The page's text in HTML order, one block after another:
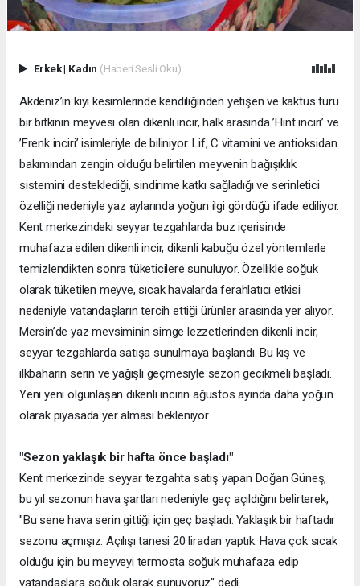
Erkek| Kadın (Haberi Sesli Oku)
Akdeniz’in kıyı kesimlerinde kendiliğinden yetişen ve kaktüs türü
bir bitkinin meyvesi olan dikenli incir, halk arasında ’Hint inciri’ ve
’Frenk inciri’ isimleriyle de biliniyor. Lif, C vitamini ve antioksidan
bakımından zengin olduğu belirtilen meyvenin bağışıklık
sistemini desteklediği, sindirime katkı sağladığı ve serinletici
özelliği nedeniyle yaz aylarında yoğun ilgi gördüğü ifade ediliyor.
Kent merkezindeki seyyar tezgahlarda buz içerisinde
muhafaza edilen dikenli incir, dikenli kabuğu özel yöntemlerle
temizlendikten sonra tüketicilere sunuluyor. Özellikle soğuk
olarak tüketilen meyve, sıcak havalarda ferahlatıcı etkisi
nedeniyle vatandaşların tercih ettiği ürünler arasında yer alıyor.
Mersin’de yaz mevsiminin simge lezzetlerinden dikenli incir,
seyyar tezgahlarda satışa sunulmaya başlandı. Bu kış ve
ilkbaharın serin ve yağışlı geçmesiyle sezon gecikmeli başladı.
Yeni yeni olgunlaşan dikenli incirin ağustos ayında daha yoğun
olarak piyasada yer alması bekleniyor.
"Sezon yaklaşık bir hafta önce başladı"
Kent merkezinde seyyar tezgahta satış yapan Doğan Güneş,
bu yıl sezonun hava şartları nedeniyle geç açıldığını belirterek,
"Bu sene hava serin gittiği için geç başladı. Yaklaşık bir haftadır
sezonu açmışız. Açılışı tanesi 20 liradan yaptık. Hava çok sıcak
olduğu için bu meyveyi termosta soğuk muhafaza edip
vatandaşlara soğuk olarak sunuyoruz" dedi.